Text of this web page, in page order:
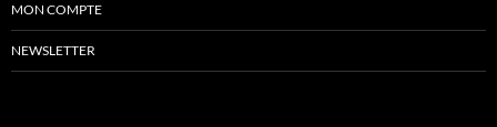
MON COMPTE
NEWSLETTER